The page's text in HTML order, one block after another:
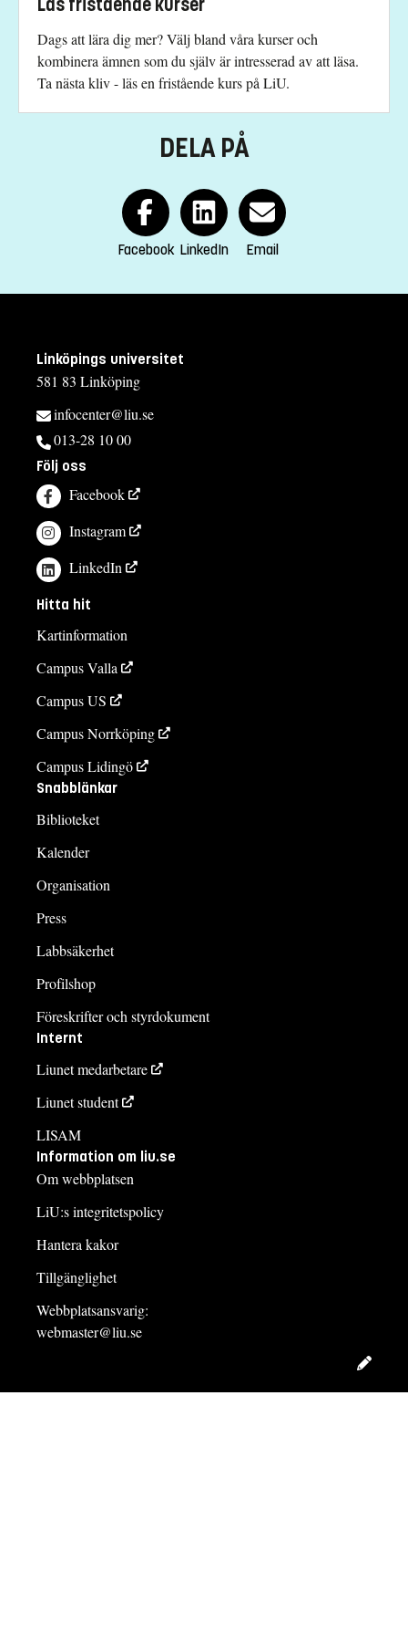
Läs fristående kurser
Dags att lära dig mer? Välj bland våra kurser och
kombinera ämnen som du själv är intresserad av att läsa.
Ta nästa kliv - läs en fristående kurs på LiU.
DELA PÅ
Facebook LinkedIn Email
Linköpings universitet
581 83 Linköping
infocenter@liu.se
013-28 10 00
Följ oss
Facebook
Instagram
LinkedIn
Hitta hit
Kartinformation
Campus Valla
Campus US
Campus Norrköping
Campus Lidingö
Snabblänkar
Biblioteket
Kalender
Organisation
Press
Labbsäkerhet
Profilshop
Föreskrifter och styrdokument
Internt
Liunet medarbetare
Liunet student
LISAM
Information om liu.se
Om webbplatsen
LiU:s integritetspolicy
Hantera kakor
Tillgänglighet
Webbplatsansvarig:
webmaster@liu.se